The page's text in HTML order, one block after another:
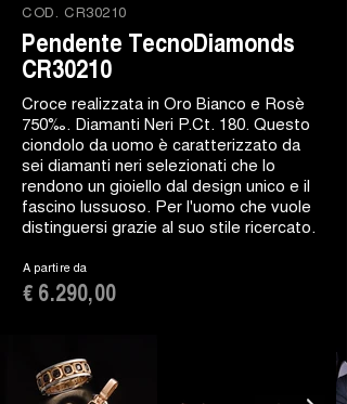
COD. CR30210
Pendente TecnoDiamonds
CR30210
Croce realizzata in Oro Bianco e Rosè
750‰. Diamanti Neri P.Ct. 180. Questo
ciondolo da uomo è caratterizzato da
sei diamanti neri selezionati che lo
rendono un gioiello dal design unico e il
fascino lussuoso. Per l'uomo che vuole
distinguersi grazie al suo stile ricercato.
A partire da
€ 6.290,00